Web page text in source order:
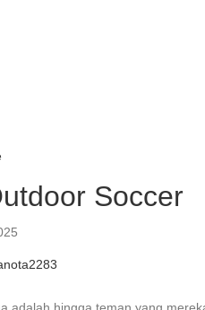
Soccer